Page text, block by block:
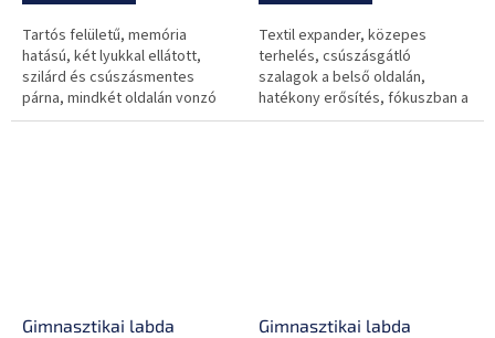
Tartós felületű, memória
hatású, két lyukkal ellátott,
szilárd és csúszásmentes
párna, mindkét oldalán vonzó
színkezeléssel.
Textil expander, közepes
terhelés, csúszásgátló
szalagok a belső oldalán,
hatékony erősítés, fókuszban a
láb és a kar izmai.
Gimnasztikai labda
Gimnasztikai labda